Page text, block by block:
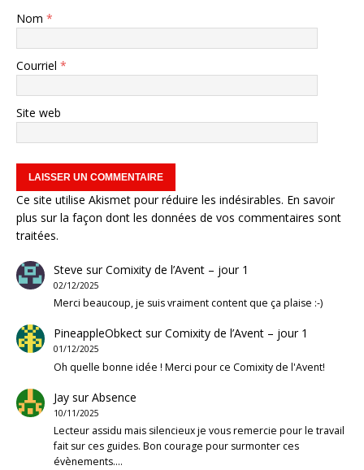
Nom *
Courriel *
Site web
Ce site utilise Akismet pour réduire les indésirables. En savoir
plus sur la façon dont les données de vos commentaires sont
traitées.
Steve surComixity de l’Avent – jour 1
02/12/2025
Merci beaucoup, je suis vraiment content que ça plaise :-)
PineappleObkectsurComixity de l’Avent – jour 1
01/12/2025
Oh quelle bonne idée ! Merci pour ce Comixity de l'Avent!
JaysurAbsence
10/11/2025
Lecteur assidu mais silencieux je vous remercie pour le travail
fait sur ces guides. Bon courage pour surmonter ces
évènements.…